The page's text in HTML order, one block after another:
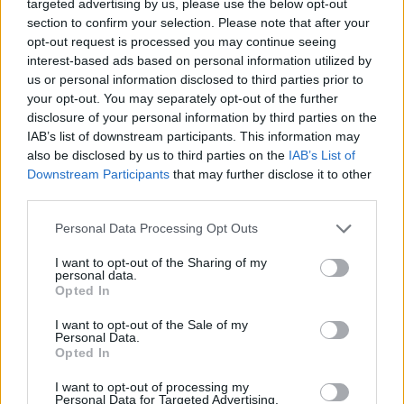
targeted advertising by us, please use the below opt-out
section to confirm your selection. Please note that after your
opt-out request is processed you may continue seeing
interest-based ads based on personal information utilized by
us or personal information disclosed to third parties prior to
your opt-out. You may separately opt-out of the further
disclosure of your personal information by third parties on the
IAB’s list of downstream participants. This information may
also be disclosed by us to third parties on the IAB’s List of
Downstream Participants that may further disclose it to other
Personal Data Processing Opt Outs
I want to opt-out of the Sharing of my
personal data.
Opted In
I want to opt-out of the Sale of my
Personal Data.
Opted In
I want to opt-out of processing my
Personal Data for Targeted Advertising.
τους σπόρους μπορεί να εκτεθείτε στις
τοξίνες. Ένα ή δύο σπόρια δεν θα είναι
επιβλαβή, καθώς το σώμα μπορεί να
διαχειριστεί μικρές δόσεις κυανίου. Αλλά αν
εσείς ή ένα παιδί μασάτε και καταπιείτε πολλούς
σπόρους από μήλο, θα πρέπει να αναζητήσετε
αμέσως ιατρική βοήθεια.
Πόσοι σπόροι είναι επιβλαβείς;Σύμφωνα με
τον John Fry, σύμβουλο στην επιστήμη των
ανά κιλό σωματικού βάρους είναι αρκετό να
σκοτώσει ένα ενήλικο άτομο
Οι σπόροι στο μήλο περιέχουν περίπου 700
mg κυανίου ανά κιλό
σκοτώσουν έναν ενήλικα 70 κιλών.